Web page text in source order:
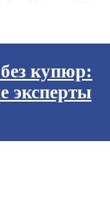
купюр:
эксперты